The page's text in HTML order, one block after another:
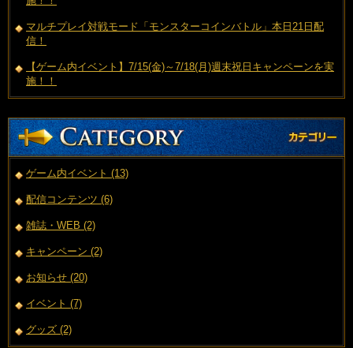
マルチプレイ対戦モード「モンスターコインバトル」本日21日配
信！
【ゲーム内イベント】7/15(金)～7/18(月)週末祝日キャンペーンを実
施！！
ゲーム内イベント (13)
配信コンテンツ (6)
雑誌・WEB (2)
キャンペーン (2)
お知らせ (20)
イベント (7)
グッズ (2)